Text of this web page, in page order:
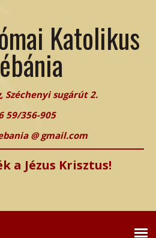
Katolikus
Széchenyi sugárút 2.
59/356-905
@ gmail.com
a Jézus Krisztus!